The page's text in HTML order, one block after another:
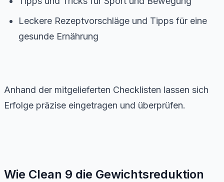
Leckere Rezeptvorschläge und Tipps für eine
gesunde Ernährung
Anhand der mitgelieferten Checklisten lassen sich
Erfolge präzise eingetragen und überprüfen.
Wie Clean 9 die Gewichtsreduktion